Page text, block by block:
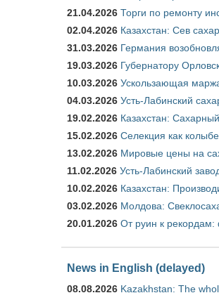
21.04.2026 Торги по ремонту
02.04.2026 Казахстан: Сев
31.03.2026 Германия
19.03.2026 Губернатору
10.03.2026 Ускользающая
04.03.2026 Усть-Лабинский
19.02.2026 Казахстан:
15.02.2026 Селекция как
13.02.2026 Мировые цены на
11.02.2026 Усть-Лабинский
10.02.2026 Казахстан:
03.02.2026 Молдова:
20.01.2026 От руин к рекордам:
News in English (delayed)
08.08.2026 Kazakhstan: The